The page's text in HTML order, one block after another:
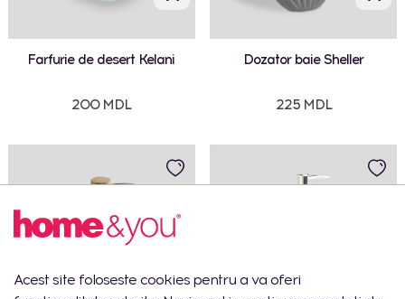
Farfurie de desert Kelani
200 MDL
Dozator baie Sheller
225 MDL
Acest site foloseste cookies pentru a va oferi